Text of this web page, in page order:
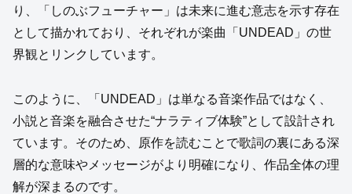
り、「しのぶフューチャー」は未来に進む意志を示す存在
として描かれており、それぞれが楽曲「UNDEAD」の世
界観とリンクしています。
このように、「UNDEAD」は単なる音楽作品ではなく、
小説と音楽を融合させた“ナラティブ体験”として設計され
ています。そのため、原作を読むことで歌詞の裏にある深
層的な意味やメッセージがより明確になり、作品全体の理
解が深まるのです。